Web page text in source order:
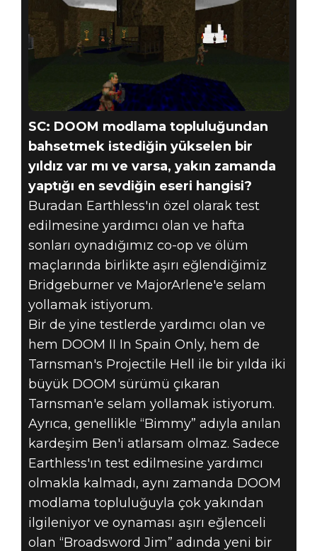
SC: DOOM modlama topluluğundan
bahsetmek istediğin yükselen bir
yıldız var mı ve varsa, yakın zamanda
yaptığı en sevdiğin eseri hangisi?
Buradan Earthless'ın özel olarak test
edilmesine yardımcı olan ve hafta
sonları oynadığımız co-op ve ölüm
maçlarında birlikte aşırı eğlendiğimiz
Bridgeburner ve MajorArlene'e selam
yollamak istiyorum.
Bir de yine testlerde yardımcı olan ve
hem DOOM II In Spain Only, hem de
Tarnsman's Projectile Hell ile bir yılda iki
büyük DOOM sürümü çıkaran
Tarnsman'e selam yollamak istiyorum.
Ayrıca, genellikle “Bimmy” adıyla anılan
kardeşim Ben'i atlarsam olmaz. Sadece
Earthless'ın test edilmesine yardımcı
olmakla kalmadı, aynı zamanda DOOM
modlama topluluğuyla çok yakından
ilgileniyor ve oynaması aşırı eğlenceli
olan “Broadsword Jim” adında yeni bir